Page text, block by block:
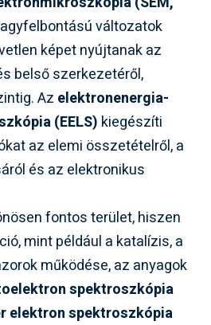
változatok
képet nyújtanak az
belső szerkezetéről,
Az elektronenergia-
(EELS) kiegészíti
az elemi összetételről, a
és az elektronikus
fontos terület, hiszen
mint például a katalízis, a
működése, az anyagok
spektroszkópia
elektron spektroszkópia